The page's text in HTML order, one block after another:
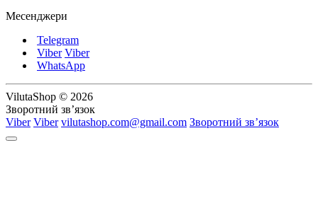
Месенджери
Telegram
Viber Viber
WhatsApp
VilutaShop © 2026
Зворотний зв’язок
Viber Viber vilutashop.com@gmail.com Зворотний зв’язок